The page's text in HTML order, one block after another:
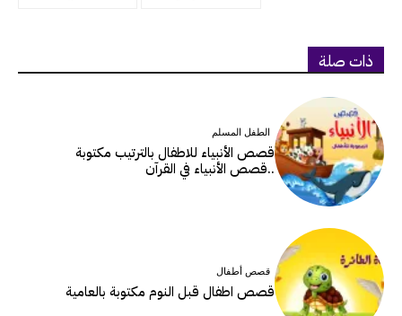
ذات صلة
الطفل المسلم
قصص الأنبياء للاطفال بالترتيب مكتوبة
..قصص الأنبياء في القرآن
قصص أطفال
قصص اطفال قبل النوم مكتوبة بالعامية